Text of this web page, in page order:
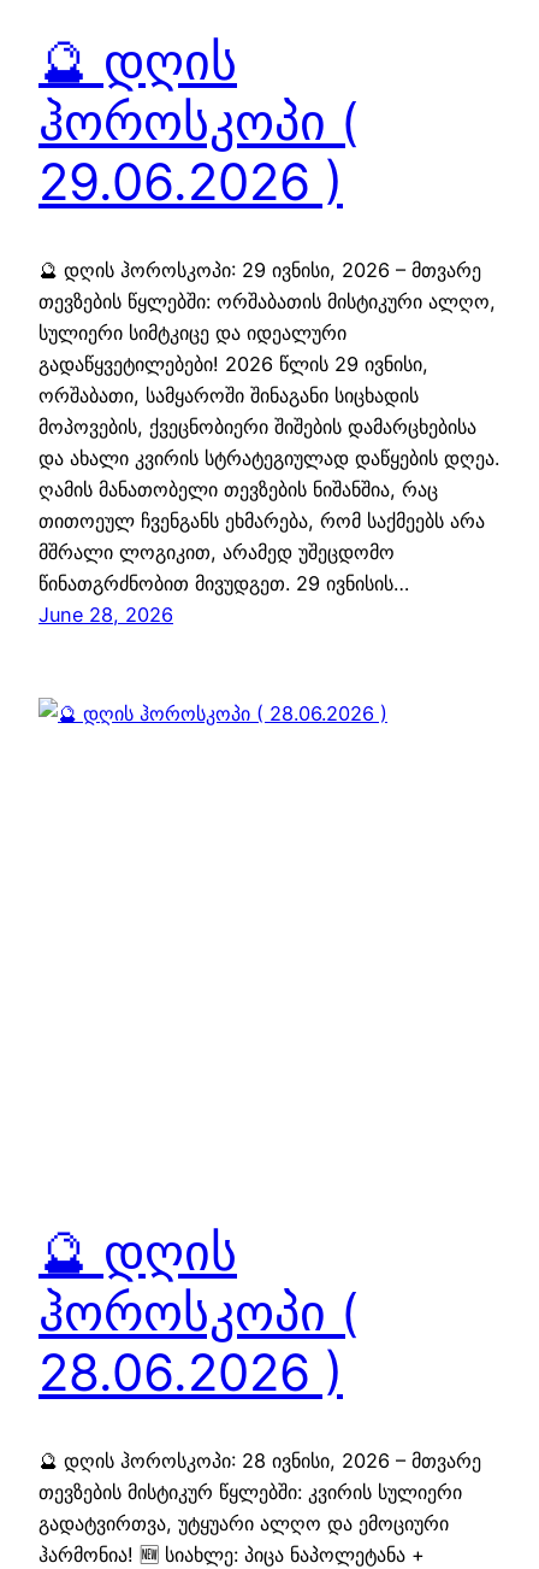
🔮 დღის
ჰოროსკოპი (
29.06.2026 )
🔮 დღის ჰოროსკოპი: 29 ივნისი, 2026 – მთვარე
თევზების წყლებში: ორშაბათის მისტიკური ალღო,
სულიერი სიმტკიცე და იდეალური
გადაწყვეტილებები! 2026 წლის 29 ივნისი,
ორშაბათი, სამყაროში შინაგანი სიცხადის
მოპოვების, ქვეცნობიერი შიშების დამარცხებისა
და ახალი კვირის სტრატეგიულად დაწყების დღეა.
ღამის მანათობელი თევზების ნიშანშია, რაც
თითოეულ ჩვენგანს ეხმარება, რომ საქმეებს არა
მშრალი ლოგიკით, არამედ უშეცდომო
წინათგრძნობით მივუდგეთ. 29 ივნისის…
June 28, 2026
🔮 დღის
ჰოროსკოპი (
28.06.2026 )
🔮 დღის ჰოროსკოპი: 28 ივნისი, 2026 – მთვარე
თევზების მისტიკურ წყლებში: კვირის სულიერი
გადატვირთვა, უტყუარი ალღო და ემოციური
ჰარმონია! 🆕 სიახლე: პიცა ნაპოლეტანა +